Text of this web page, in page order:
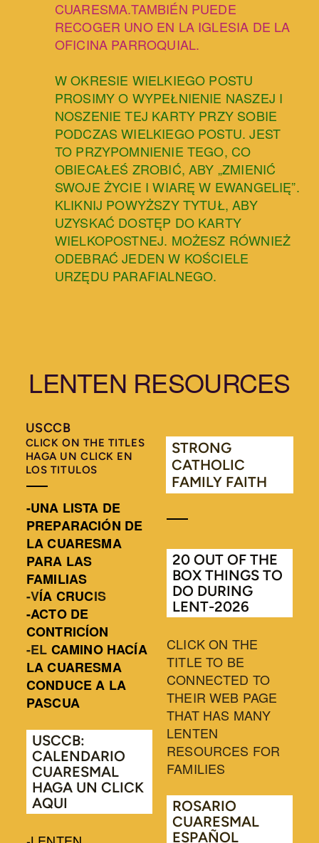
CUARESMA.TAMBIÉN PUEDE
RECOGER UNO EN LA IGLESIA DE LA
OFICINA PARROQUIAL.
W OKRESIE WIELKIEGO POSTU
PROSIMY O WYPEŁNIENIE NASZEJ I
NOSZENIE TEJ KARTY PRZY SOBIE
PODCZAS WIELKIEGO POSTU. JEST
TO PRZYPOMNIENIE TEGO, CO
OBIECAŁEŚ ZROBIĆ, ABY „ZMIENIĆ
SWOJE ŻYCIE I WIARĘ W EWANGELIĘ”.
KLIKNIJ POWYŻSZY TYTUŁ, ABY
UZYSKAĆ DOSTĘP DO KARTY
WIELKOPOSTNEJ. MOŻESZ RÓWNIEŻ
ODEBRAĆ JEDEN W KOŚCIELE
URZĘDU PARAFIALNEGO.
LENTEN RESOURCES
USCCB
CLICK ON THE TITLES
HAGA UN CLICK EN
LOS TITULOS
-UNA LISTA DE
PREPARACIÓN DE
LA CUARESMA
PARA LAS
FAMILIAS
-VÍA CRUCIS
-ACTO DE
CONTRICÍON
-EL CAMINO HACÍA
LA CUARESMA
CONDUCE A LA
PASCUA
USCCB:
CALENDARIO
CUARESMAL
HAGA UN CLICK
AQUI
STRONG
CATHOLIC
FAMILY FAITH
20 OUT OF THE
BOX THINGS TO
DO DURING
LENT-2026
CLICK ON THE
TITLE TO BE
CONNECTED TO
THEIR WEB PAGE
THAT HAS MANY
LENTEN
RESOURCES FOR
FAMILIES
ROSARIO
CUARESMAL
ESPAÑOL